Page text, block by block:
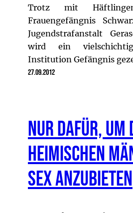
Trotz mit
Frauengefängnis
Jugendstrafanstalt
wird ein
Institution Gefängnis
27.09.2012
Nur dafür, um
heimischen
Sex anzubieten